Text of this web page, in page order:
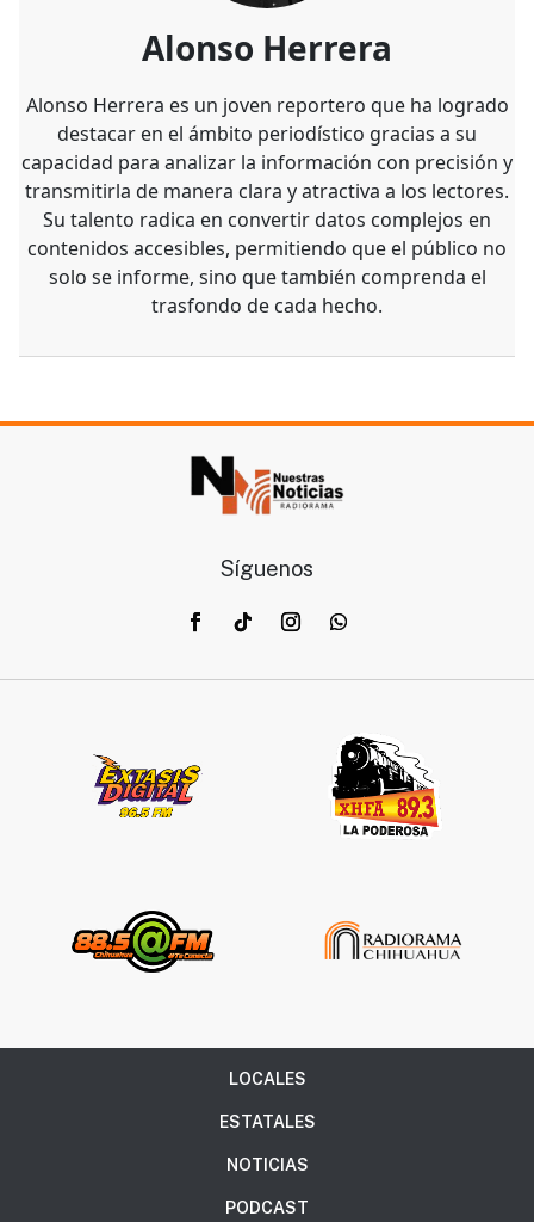
Alonso Herrera
Alonso Herrera es un joven reportero que ha logrado
destacar en el ámbito periodístico gracias a su
capacidad para analizar la información con precisión y
transmitirla de manera clara y atractiva a los lectores.
Su talento radica en convertir datos complejos en
contenidos accesibles, permitiendo que el público no
solo se informe, sino que también comprenda el
trasfondo de cada hecho.
Síguenos
LOCALES
ESTATALES
NOTICIAS
PODCAST